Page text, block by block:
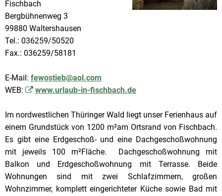
Fischbach
Bergbühnenweg 3
99880 Waltershausen
Tel.: 036259/50520
Fax.: 036259/58181
E-Mail: fewostieb@aol.com
WEB:
www.urlaub-in-fischbach.de
Im nordwestlichen Thüringer Wald liegt unser Ferienhaus auf
einem Grundstück von 1200 m²am Ortsrand von Fischbach.
Es gibt eine Erdgeschoß- und eine Dachgeschoßwohnung
mit jeweils 100 m²Fläche. Dachgeschoßwohnung mit
Balkon und Erdgeschoßwohnung mit Terrasse. Beide
Wohnungen sind mit zwei Schlafzimmern, großen
Wohnzimmer, komplett eingerichteter Küche sowie Bad mit